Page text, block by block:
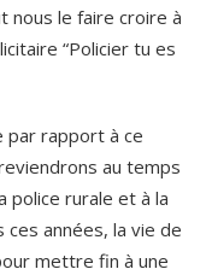
nous le faire croire à
“Policier tu es
par rapport à ce
au temps
police rurale et à la
années, la vie de
mettre fin à une